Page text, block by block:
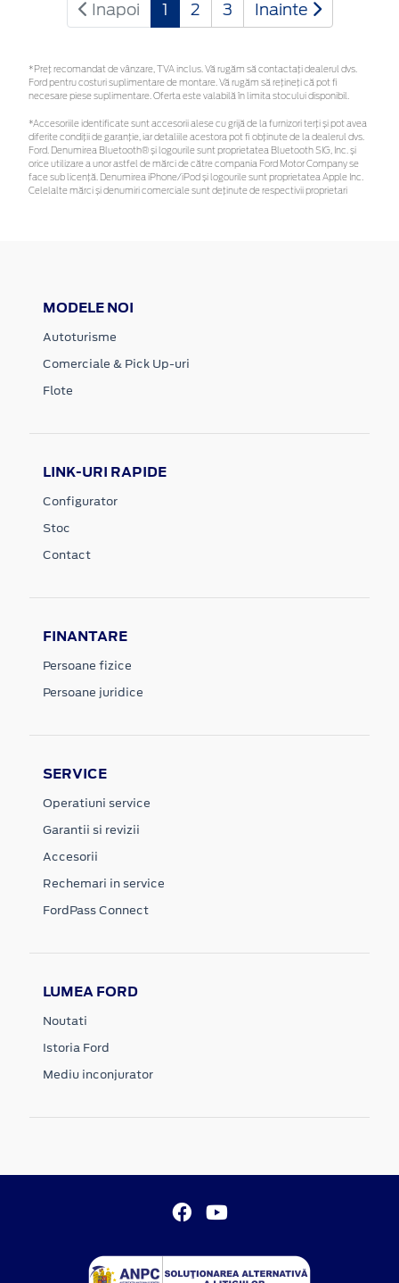
Inapoi 1 2 3 Inainte
*Preţ recomandat de vânzare, TVA inclus. Vă rugăm să contactaţi dealerul dvs.
Ford pentru costuri suplimentare de montare. Vă rugăm să rețineți că pot fi
necesare piese suplimentare. Oferta este valabilă în limita stocului disponibil.
*Accesoriile identificate sunt accesorii alese cu grijă de la furnizori terți și pot avea
diferite condiții de garanție, iar detaliile acestora pot fi obținute de la dealerul dvs.
Ford. Denumirea Bluetooth® și logourile sunt proprietatea Bluetooth SIG, Inc. și
orice utilizare a unor astfel de mărci de către compania Ford Motor Company se
face sub licență. Denumirea iPhone/iPod și logourile sunt proprietatea Apple Inc.
Celelalte mărci și denumiri comerciale sunt deținute de respectivii proprietari
MODELE NOI
Autoturisme
Comerciale & Pick Up-uri
Flote
LINK-URI RAPIDE
Configurator
Stoc
Contact
FINANTARE
Persoane fizice
Persoane juridice
SERVICE
Operatiuni service
Garantii si revizii
Accesorii
Rechemari in service
FordPass Connect
LUMEA FORD
Noutati
Istoria Ford
Mediu inconjurator